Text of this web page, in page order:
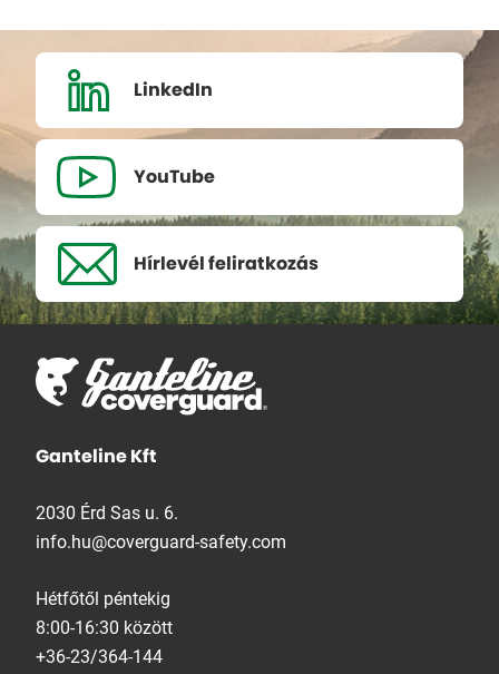
LinkedIn
YouTube
Hírlevél feliratkozás
Ganteline Kft
2030 Érd Sas u. 6.
info.hu@coverguard-safety.com
Hétfőtől péntekig
8:00-16:30 között
+36-23/364-144